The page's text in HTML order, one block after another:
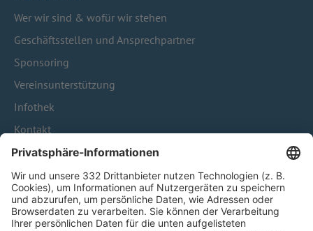
Wer wir sind & wofür wir stehen
Geschäftsstellen und Ansprechpartner
Sponsoring
Vereinsunterstützung
Infothek
Kontakt
HÄUFIG BESUCHTE SEITEN
Pässe und Vereinswechsel
Trainerausbildung